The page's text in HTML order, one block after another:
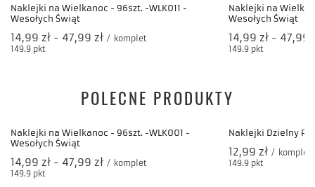
Naklejki na Wielkanoc - 96szt. -WLK011 -
Wesołych Świąt
od
14,99 zł
Naklejki na
Wesołych Świąt
od
14,99 zł - do
47,99
149.9 pkt